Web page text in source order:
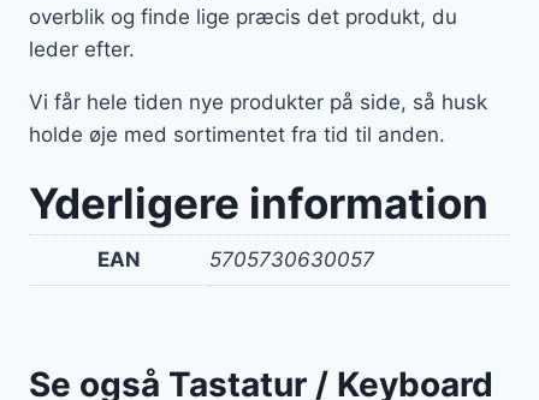
overblik og finde lige præcis det produkt, du
leder efter.
Vi får hele tiden nye produkter på side, så husk
holde øje med sortimentet fra tid til anden.
Yderligere information
EAN 5705730630057
Se også Tastatur / Keyboard